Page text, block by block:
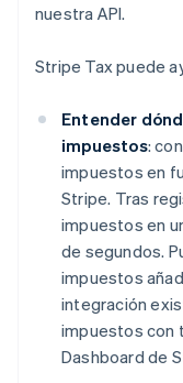
nuestra API.
Stripe Tax puede
Entender
impuestos:
impuestos en
Stripe. Tras
impuestos en
de segundos.
impuestos
integración
impuestos con
Dashboard de